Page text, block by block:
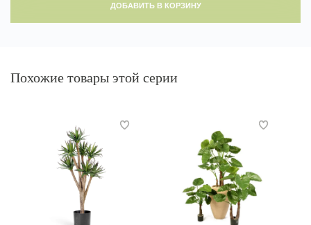
ДОБАВИТЬ В КОРЗИНУ
Похожие товары этой серии